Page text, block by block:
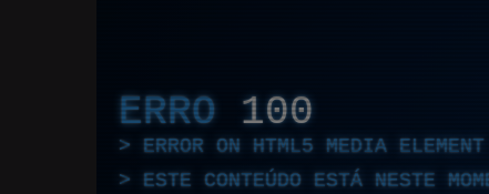
ERRO 100
ERROR ON HTML5 MEDIA ELEMENT
ESTE CONTEÚDO ESTÁ NESTE